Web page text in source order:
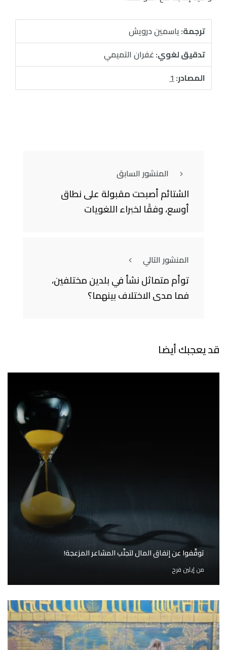
ترجمة:ياسمين درويش
تدقيق لغوي:غفران التميمي
المصادر:1
المنشور السابق
الشتائم أصبحت مقبولة على نطاق
أوسع، وفقًا لخبراء اللغويات
المنشور التالي
توأم متماثل نشأ في بلدين مختلفين،
فما مدى الاختلاف بينهما؟
قد يعجبك أيضا
توقّفوا عن إنفاق المال لتجنّب المشاعر المزعجة!
منإيلين فرح